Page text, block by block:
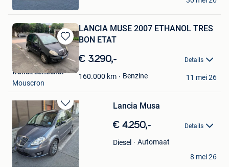
Kortrijk
Bewaren
in
Mijn
Favorieten
LANCIA MUSE 2007 ETHANOL TRES
BON ETAT
€ 3.290,- Details
160.000 km Benzine
franck senechal
Mouscron
11 mei 26
Bewaren
in
Mijn
Favorieten
Lancia Musa
€ 4.250,- Details
Diesel
Automaat
Pepstar
Gozee
8 mei 26